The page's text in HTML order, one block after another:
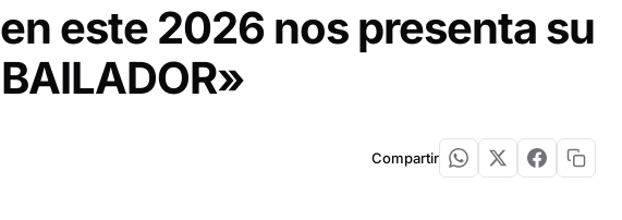
este 2026 nos presenta su
Compartir